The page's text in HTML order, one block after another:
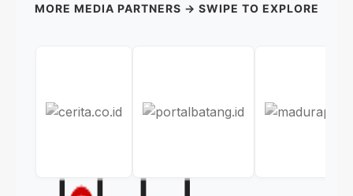
MORE MEDIA PARTNERS → SWIPE TO EXPLORE